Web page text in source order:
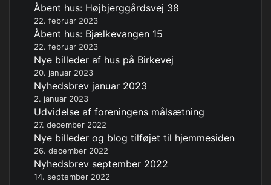
Åbent hus: Højbjerggårdsvej 38
22. februar 2023
Åbent hus: Bjælkevangen 15
22. februar 2023
Nye billeder af hus på Birkevej
20. januar 2023
Nyhedsbrev januar 2023
2. januar 2023
Udvidelse af foreningens målsætning
27. december 2022
Nye billeder og blog tilføjet til hjemmesiden
26. december 2022
Nyhedsbrev september 2022
14. september 2022